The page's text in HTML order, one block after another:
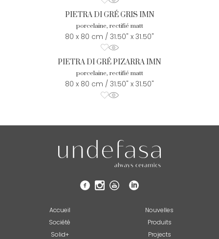
PIETRA DI GRÉ GRIS IMN
porcelaine, rectifié matt
80 x 80 cm / 31.50" x 31.50"
PIETRA DI GRÉ PIZARRA IMN
porcelaine, rectifié matt
80 x 80 cm / 31.50" x 31.50"
Accueil
Société
Solid+
Nouvelles
Produits
Projects